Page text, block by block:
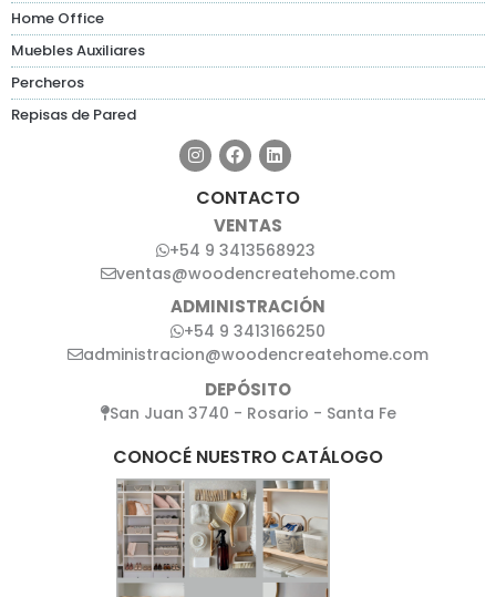
Home Office
Muebles Auxiliares
Percheros
Repisas de Pared
CONTACTO
VENTAS
+54 9 3413568923
ventas@woodencreatehome.com
ADMINISTRACIÓN
+54 9 3413166250
administracion@woodencreatehome.com
DEPÓSITO
San Juan 3740 - Rosario - Santa Fe
CONOCÉ NUESTRO CATÁLOGO